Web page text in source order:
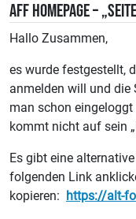
AFF Homepage –
Hallo Zusammen,
es wurde festgestellt,
anmelden will und die
man schon
kommt nicht auf sein
Es gibt eine
folgenden Link
kopieren:
https://alt-